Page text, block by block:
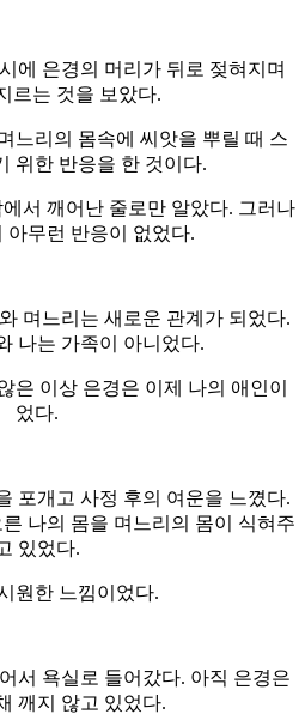
에 은경의 머리가 뒤로 젖혀지며
르는 것을 보았다.
느리의 몸속에 씨앗을 뿌릴 때 스
위한 반응을 한 것이다.
서 깨어난 줄로만 알았다. 그러나
아무런 반응이 없었다.
며느리는 새로운 관계가 되었다.
나는 가족이 아니었다.
은 이상 은경은 이제 나의 애인이
었다.
포개고 사정 후의 여운을 느꼈다.
나의 몸을 며느리의 몸이 식혀주
있었다.
원한 느낌이었다.
서 욕실로 들어갔다. 아직 은경은
깨지 않고 있었다.